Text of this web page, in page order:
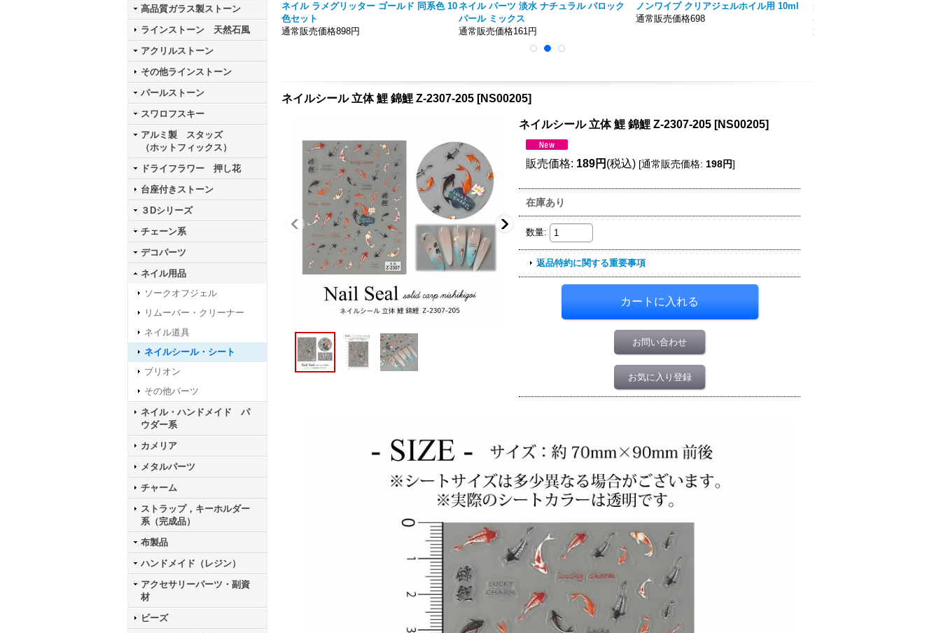
高品質ガラス製ストーン
ラインストーン 天然石風
アクリルストーン
その他ラインストーン
パールストーン
スワロフスキー
アルミ製 スタッズ
（ホットフィックス）
ドライフラワー 押し花
台座付きストーン
３Dシリーズ
チェーン系
デコパーツ
ネイル用品
ソークオフジェル
リムーバー・クリーナー
ネイル道具
ネイルシール・シート
ブリオン
その他パーツ
ネイル・ハンドメイド パ
ウダー系
カメリア
メタルパーツ
チャーム
ストラップ，キーホルダー
系（完成品）
布製品
ハンドメイド（レジン）
アクセサリーパーツ・副資
材
ビーズ
ニュアンス メタリック クロムパウダー ケ
ース入り
通常販売価格303円
ネイル ラメグリッター ゴールド 同系色 10
色セット
通常販売価格898円
ネイル パーツ 淡水 ナチュラル バロック
パール ミックス
通常販売価格161円
ノンワイプ クリアジェルホイル用 10ml
通常販売価格698
美色 Miiro】ノンワイプトッ
容量15ｍｌ 拭き取り不要！！
通常販売価格777円〜
ネイルシール 立体 鯉 錦鯉 Z-2307-205 [NS00205]
ネイルシール 立体 鯉 錦鯉 Z-2307-205 [NS00205]
販売価格: 189円 (税込) [通常販売価格: 198円]
在庫あり
数量:
返品特約に関する重要事項
お問い合わせ
お気に入り登録